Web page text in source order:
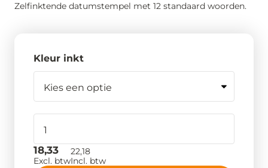
Zelfinktende datumstempel met 12 standaard woorden.
Kleur inkt
18,33
Excl. btw
22,18
Incl. btw